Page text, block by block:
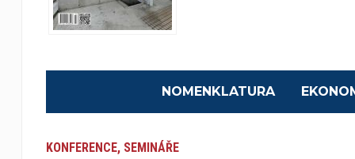
NOMENKLATURA
KONFERENCE, SEMINÁŘE